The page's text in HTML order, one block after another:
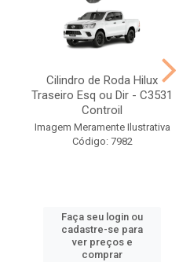
Cilindro de Roda Hilux
Traseiro Esq ou Dir - C3531
Controil
Imagem Meramente Ilustrativa
Código: 7982
Faça seu login ou
cadastre-se para
ver preços e
comprar